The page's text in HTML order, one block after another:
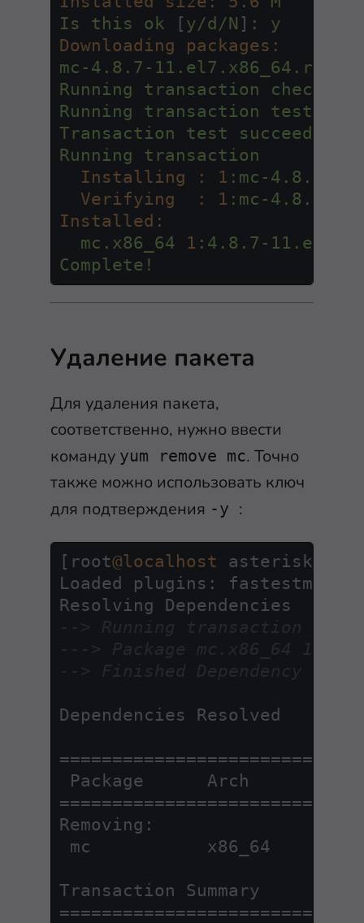
Is
this ok [ y/d/N ] :
y
Downloading packages:
mc-4.8.7-11.el7.x86_64.rpm
Running
transaction
check
Running
transaction
test
Transaction
test
succeeded
Running
transaction
Installing :
1 :mc-4.8.7-
Verifying  :
1 :mc-4.8.7-
Installed:
mc.x86_64
1 :4.8.7-11.el7
Complete!
Удаление пакета
Для удаления пакета,
соответственно, нужно ввести
команду yum remove mc. Точно
также можно использовать ключ
для подтверждения -y :
[root@localhost asterisk]#
Loaded plugins:
--> Running transaction
---> Package mc.x86_64
--> Finished Dependency
Dependencies Resolved
========================
========================
Removing:
mc
========================